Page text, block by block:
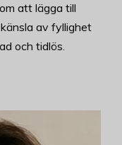
att lägga till
av fyllighet
och tidlös.